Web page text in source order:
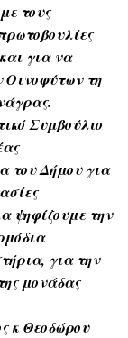
τους
για να
Οινοφύτων τη
Συμβούλιο
του Δήμου για
ψηφίζουμε την
για την
μονάδας
κ Θεοδώρου